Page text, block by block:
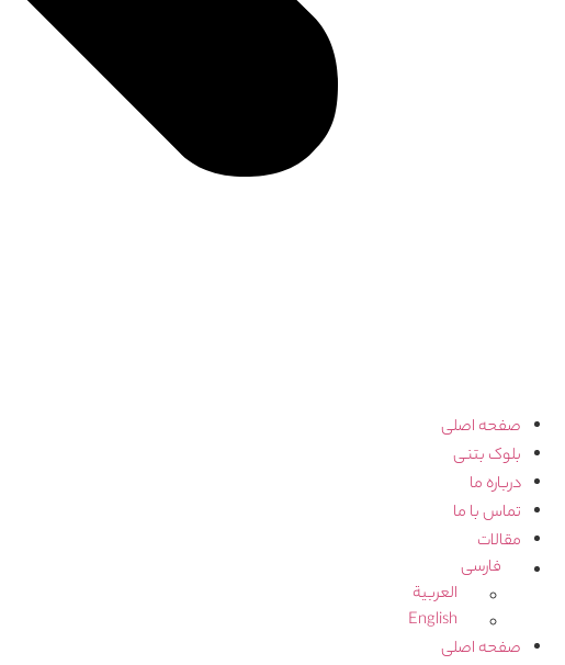
صفحه اصلی
بلوک بتنی
درباره ما
تماس با ما
مقالات
فارسی
العربية
English
صفحه اصلی